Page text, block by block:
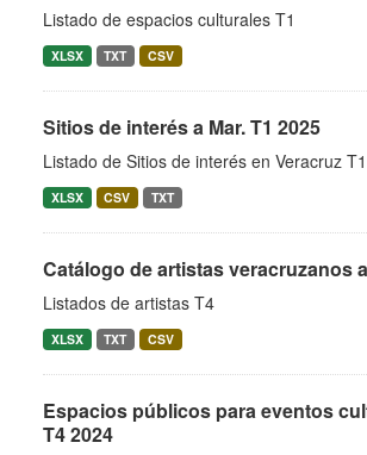
Listado de espacios culturales T1
XLSX TXT CSV
Sitios de interés a Mar. T1 2025
Listado de Sitios de interés en Veracruz T1
XLSX CSV TXT
Catálogo de artistas veracruzanos
Listados de artistas T4
XLSX TXT CSV
Espacios públicos para eventos
T4 2024